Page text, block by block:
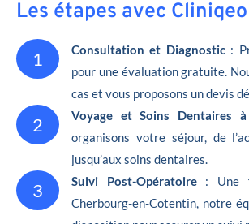
Les étapes avec Cliniqeo
1 Consultation et Diagnostic:
pour une évaluation gratuite.
cas et vous proposons un devis
2 Voyage et Soins Dentaires
organisons votre séjour, de
jusqu’aux soins dentaires.
3 Suivi Post-Opératoire : Une
Cherbourg-en-Cotentin, notre